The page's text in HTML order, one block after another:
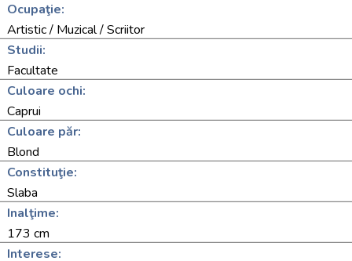
Ocupaţie:
Artistic / Muzical / Scriitor
Studii:
Facultate
Culoare ochi:
Caprui
Culoare păr:
Blond
Constituţie:
Slaba
Inalţime:
173 cm
Interese: